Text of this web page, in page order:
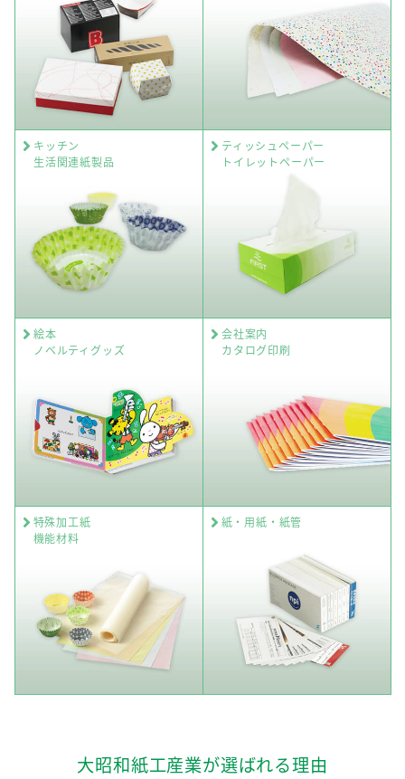
キッチン
生活関連紙製品
ティッシュペーパー
トイレットペーパー
絵本
ノベルティグッズ
会社案内
カタログ印刷
特殊加工紙
機能材料
紙・用紙・紙管
大昭和紙工産業が選ばれる理由